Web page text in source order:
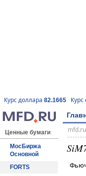
Курс доллара 82.1665 Курс
Ценные бумаги
МосБиржа
Основной
FORTS
mfd.ru